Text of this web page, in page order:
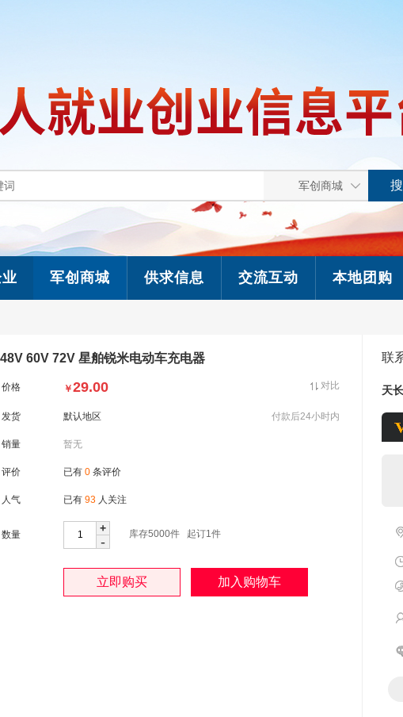
军创商城 供求信息 交流互动 本地团购
48V 60V 72V 星舶锐米电动车充电器
价格 ￥29.00 对比
发货 默认地区 付款后24小时内
销量 暂无
评价 已有 0 条评价
人气 已有 93 人关注
数量 +
- 库存5000件 起订1件
联
天